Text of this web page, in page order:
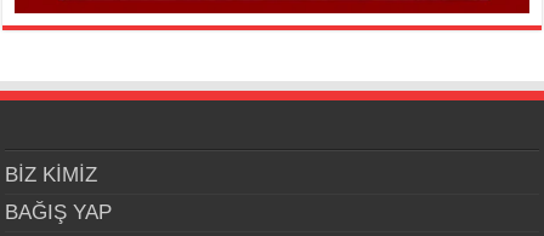
BİZ KİMİZ
BAĞIŞ YAP